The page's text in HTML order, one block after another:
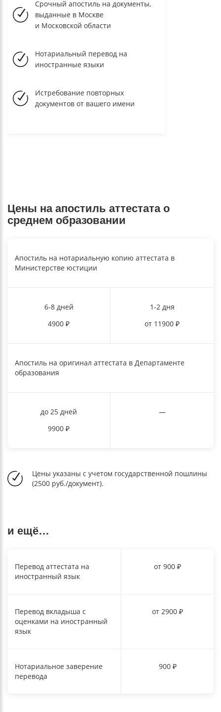
Срочный апостиль на документы,
выданные в Москве
и Московской области
Нотариальный перевод на
иностранные языки
Истребование повторных
документов от вашего имени
Цены на апостиль аттестата о
среднем образовании
Апостиль на нотариальную копию аттестата в
Министерстве юстиции
6-8 дней
4900 ₽
1-2 дня
от 11900 ₽
Апостиль на оригинал аттестата в Департаменте
образования
до 25 дней
9900 ₽
—
Цены указаны с учетом государственной пошлины
(2500 руб./документ).
и ещё…
Перевод аттестата на
иностранный язык
от 900 ₽
Перевод вкладыша с
оценками на иностранный
язык
от 2900 ₽
Нотариальное заверение
перевода
900 ₽